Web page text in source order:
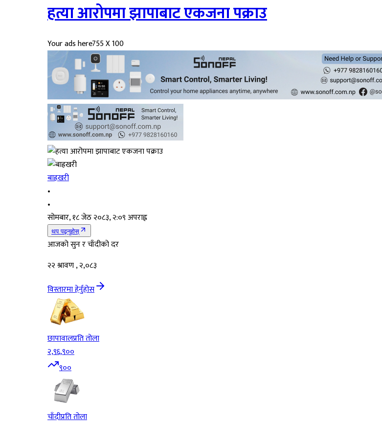
हत्या आरोपमा झापाबाट एकजना पक्राउ
Your ads here755 X 100
बाह्रखरी
•
•
सोमबार, १८ जेठ २०८३, २:०९ अपराह्न
थप पढ्नुहोस्
आजको सुन र चाँदीको दर
२२ श्रावण , २,०८३
विस्तारमा हेर्नुहोस
छापावालप्रति तोला
२,९६,९००
९००
चाँदीप्रति तोला